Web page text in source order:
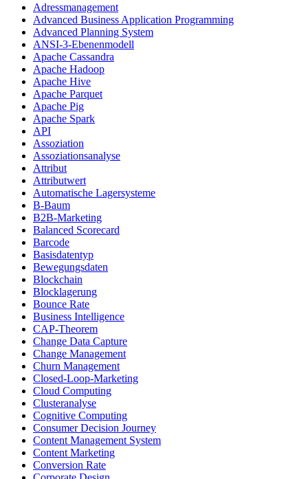
Adressmanagement
Advanced Business Application Programming
Advanced Planning System
ANSI-3-Ebenenmodell
Apache Cassandra
Apache Hadoop
Apache Hive
Apache Parquet
Apache Pig
Apache Spark
API
Assoziation
Assoziationsanalyse
Attribut
Attributwert
Automatische Lagersysteme
B-Baum
B2B-Marketing
Balanced Scorecard
Barcode
Basisdatentyp
Bewegungsdaten
Blockchain
Blocklagerung
Bounce Rate
Business Intelligence
CAP-Theorem
Change Data Capture
Change Management
Churn Management
Closed-Loop-Marketing
Cloud Computing
Clusteranalyse
Cognitive Computing
Consumer Decision Journey
Content Management System
Content Marketing
Conversion Rate